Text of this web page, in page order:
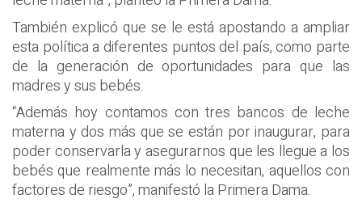
También explicó que se le está apostando a ampliar
esta política a diferentes puntos del país, como parte
de la generación de oportunidades para que las
madres y sus bebés.
“Además hoy contamos con tres bancos de leche
materna y dos más que se están por inaugurar, para
poder conservarla y asegurarnos que les llegue a los
bebés que realmente más lo necesitan, aquellos con
factores de riesgo”, manifestó la Primera Dama.